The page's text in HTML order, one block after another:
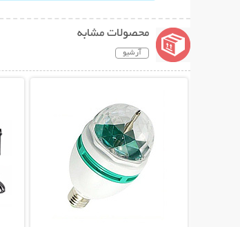
محصولات مشابه
آرشیو